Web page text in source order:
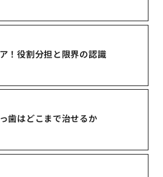
！役割分担と限界の認識
歯はどこまで治せるか